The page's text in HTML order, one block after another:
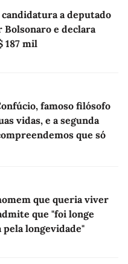
a deputado
Bolsonaro e declara
187 mil
famoso filósofo
vidas, e a segunda
que só
que queria viver
que "foi longe
pela longevidade"